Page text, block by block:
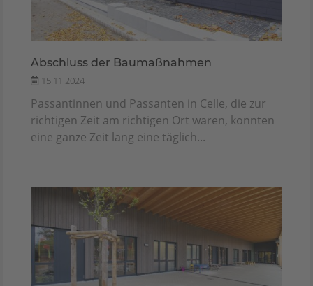
Abschluss der Baumaßnahmen
15.11.2024
Passantinnen und Passanten in Celle, die zur
richtigen Zeit am richtigen Ort waren, konnten
eine ganze Zeit lang eine täglich...